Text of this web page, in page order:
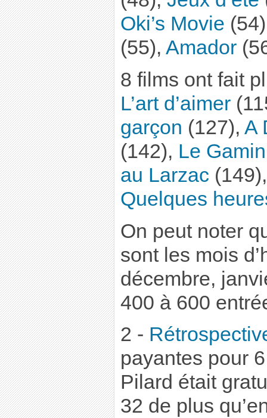
Oki’s Movie
(55), Amador
8 films ont fait
L’art d’aimer
garçon (127), A
(142), Le
au Larzac
Quelques
On peut noter
sont les mois
décembre,
400 à 600
2 -
payantes pour
Pilard était
32 de plus